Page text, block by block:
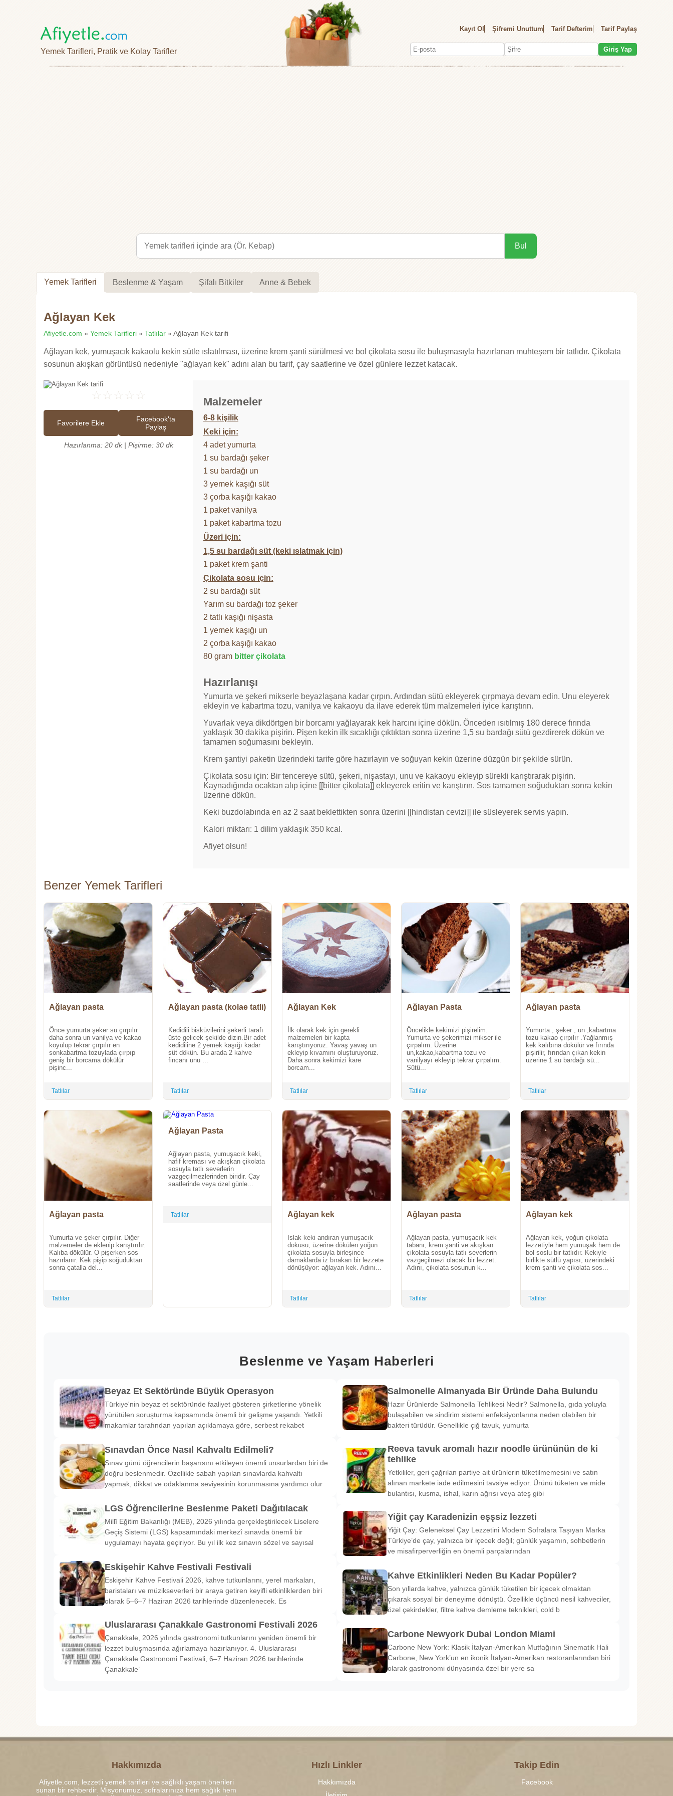
Yemek Tarifleri, Pratik ve Kolay Tarifler
Kayıt Ol Şifremi Unuttum Tarif Defterim Tarif Paylaş
Giriş Yap
Bul
Yemek Tarifleri Beslenme & Yaşam Şifalı Bitkiler Anne & Bebek
Ağlayan Kek
Afiyetle.com » Yemek Tarifleri » Tatlılar » Ağlayan Kek tarifi
Ağlayan kek, yumuşacık kakaolu kekin sütle ıslatılması, üzerine krem şanti sürülmesi ve bol çikolata sosu ile buluşmasıyla hazırlanan muhteşem bir tatlıdır. Çikolata
sosunun akışkan görüntüsü nedeniyle "ağlayan kek" adını alan bu tarif, çay saatlerine ve özel günlere lezzet katacak.
☆ ☆ ☆ ☆ ☆
Favorilere Ekle
Facebook'ta
Paylaş
Hazırlanma: 20 dk | Pişirme: 30 dk
Malzemeler
6-8 kişilik
Keki için:
4 adet yumurta
1 su bardağı şeker
1 su bardağı un
3 yemek kaşığı süt
3 çorba kaşığı kakao
1 paket vanilya
1 paket kabartma tozu
Üzeri için:
1,5 su bardağı süt (keki ıslatmak için)
1 paket krem şanti
Çikolata sosu için:
2 su bardağı süt
Yarım su bardağı toz şeker
2 tatlı kaşığı nişasta
1 yemek kaşığı un
2 çorba kaşığı kakao
80 gram bitter çikolata
Hazırlanışı
Yumurta ve şekeri mikserle beyazlaşana kadar çırpın. Ardından sütü ekleyerek çırpmaya devam edin. Unu eleyerek
ekleyin ve kabartma tozu, vanilya ve kakaoyu da ilave ederek tüm malzemeleri iyice karıştırın.
Yuvarlak veya dikdörtgen bir borcamı yağlayarak kek harcını içine dökün. Önceden ısıtılmış 180 derece fırında
yaklaşık 30 dakika pişirin. Pişen kekin ilk sıcaklığı çıktıktan sonra üzerine 1,5 su bardağı sütü gezdirerek dökün ve
tamamen soğumasını bekleyin.
Krem şantiyi paketin üzerindeki tarife göre hazırlayın ve soğuyan kekin üzerine düzgün bir şekilde sürün.
Çikolata sosu için: Bir tencereye sütü, şekeri, nişastayı, unu ve kakaoyu ekleyip sürekli karıştırarak pişirin.
Kaynadığında ocaktan alıp içine [[bitter çikolata]] ekleyerek eritin ve karıştırın. Sos tamamen soğuduktan sonra kekin
üzerine dökün.
Keki buzdolabında en az 2 saat beklettikten sonra üzerini [[hindistan cevizi]] ile süsleyerek servis yapın.
Kalori miktarı: 1 dilim yaklaşık 350 kcal.
Afiyet olsun!
Benzer Yemek Tarifleri
Ağlayan pasta
Önce yumurta şeker su çırpılır
daha sonra un vanilya ve kakao
koyulup tekrar çırpılır en
sonkabartma tozuylada çırpıp
geniş bir borcama dökülür
pişinc...
Tatlılar
Ağlayan pasta (kolae tatli)
Kedidili bisküvilerini şekerli tarafı
üste gelicek şekilde dizin.Bir adet
kedidiline 2 yemek kaşığı kadar
süt dökün. Bu arada 2 kahve
fincanı unu ...
Tatlılar
Ağlayan Kek
İlk olarak kek için gerekli
malzemeleri bir kapta
karıştırıyoruz. Yavaş yavaş un
ekleyip kıvamını oluşturuyoruz.
Daha sonra kekimizi kare
borcam...
Tatlılar
Ağlayan Pasta
Öncelikle kekimizi pişirelim.
Yumurta ve şekerimizi mikser ile
çırpalım. Üzerine
un,kakao,kabartma tozu ve
vanilyayı ekleyip tekrar çırpalım.
Sütü...
Tatlılar
Ağlayan pasta
Yumurta , şeker , un ,kabartma
tozu kakao çırpılır .Yağlanmış
kek kalıbına dökülür ve fırında
pişirilir, fırından çıkan kekin
üzerine 1 su bardağı sü...
Tatlılar
Ağlayan pasta
Yumurta ve şeker çırpılır. Diğer
malzemeler de eklenip karıştırılır.
Kalıba dökülür. O pişerken sos
hazırlanır. Kek pişip soğuduktan
sonra çatalla del...
Tatlılar
Ağlayan Pasta
Ağlayan pasta, yumuşacık keki,
hafif kreması ve akışkan çikolata
sosuyla tatlı severlerin
vazgeçilmezlerinden biridir. Çay
saatlerinde veya özel günle...
Tatlılar Ağlayan kek
Islak keki andıran yumuşacık
dokusu, üzerine dökülen yoğun
çikolata sosuyla birleşince
damaklarda iz bırakan bir lezzete
dönüşüyor: ağlayan kek. Adını...
Tatlılar
Ağlayan pasta
Ağlayan pasta, yumuşacık kek
tabanı, krem şanti ve akışkan
çikolata sosuyla tatlı severlerin
vazgeçilmezi olacak bir lezzet.
Adını, çikolata sosunun k...
Tatlılar
Ağlayan kek
Ağlayan kek, yoğun çikolata
lezzetiyle hem yumuşak hem de
bol soslu bir tatlıdır. Kekiyle
birlikte sütlü yapısı, üzerindeki
krem şanti ve çikolata sos...
Tatlılar
Beslenme ve Yaşam Haberleri
Beyaz Et Sektöründe Büyük Operasyon
Türkiye'nin beyaz et sektöründe faaliyet gösteren şirketlerine yönelik
yürütülen soruşturma kapsamında önemli bir gelişme yaşandı. Yetkili
makamlar tarafından yapılan açıklamaya göre, serbest rekabet
Sınavdan Önce Nasıl Kahvaltı Edilmeli?
Sınav günü öğrencilerin başarısını etkileyen önemli unsurlardan biri de
doğru beslenmedir. Özellikle sabah yapılan sınavlarda kahvaltı
yapmak, dikkat ve odaklanma seviyesinin korunmasına yardımcı olur
LGS Öğrencilerine Beslenme Paketi Dağıtılacak
Millî Eğitim Bakanlığı (MEB), 2026 yılında gerçekleştirilecek Liselere
Geçiş Sistemi (LGS) kapsamındaki merkezî sınavda önemli bir
uygulamayı hayata geçiriyor. Bu yıl ilk kez sınavın sözel ve sayısal
Eskişehir Kahve Festivali Festivali
Eskişehir Kahve Festivali 2026, kahve tutkunlarını, yerel markaları,
baristaları ve müzikseverleri bir araya getiren keyifli etkinliklerden biri
olarak 5–6–7 Haziran 2026 tarihlerinde düzenlenecek. Es
Uluslararası Çanakkale Gastronomi Festivali 2026
Çanakkale, 2026 yılında gastronomi tutkunlarını yeniden önemli bir
lezzet buluşmasında ağırlamaya hazırlanıyor. 4. Uluslararası
Çanakkale Gastronomi Festivali, 6–7 Haziran 2026 tarihlerinde
Çanakkale’
Salmonelle Almanyada Bir Üründe Daha Bulundu
Hazır Ürünlerde Salmonella Tehlikesi Nedir? Salmonella, gıda yoluyla
bulaşabilen ve sindirim sistemi enfeksiyonlarına neden olabilen bir
bakteri türüdür. Genellikle çiğ tavuk, yumurta
Reeva tavuk aromalı hazır noodle ürününün de ki
tehlike
Yetkililer, geri çağrılan partiye ait ürünlerin tüketilmemesini ve satın
alınan markete iade edilmesini tavsiye ediyor. Ürünü tüketen ve mide
bulantısı, kusma, ishal, karın ağrısı veya ateş gibi
Yiğit çay Karadenizin eşşsiz lezzeti
Yiğit Çay: Geleneksel Çay Lezzetini Modern Sofralara Taşıyan Marka
Türkiye’de çay, yalnızca bir içecek değil; günlük yaşamın, sohbetlerin
ve misafirperverliğin en önemli parçalarından
Kahve Etkinlikleri Neden Bu Kadar Popüler?
Son yıllarda kahve, yalnızca günlük tüketilen bir içecek olmaktan
çıkarak sosyal bir deneyime dönüştü. Özellikle üçüncü nesil kahveciler,
özel çekirdekler, filtre kahve demleme teknikleri, cold b
Carbone Newyork Dubai London Miami
Carbone New York: Klasik İtalyan-Amerikan Mutfağının Sinematik Hali
Carbone, New York’un en ikonik İtalyan-Amerikan restoranlarından biri
olarak gastronomi dünyasında özel bir yere sa
Hakkımızda
Afiyetle.com, lezzetli yemek tarifleri ve sağlıklı yaşam önerileri
sunan bir rehberdir. Misyonumuz, sofralarınıza hem sağlık hem
Hızlı Linkler
Hakkımızda
Takip Edin
Facebook